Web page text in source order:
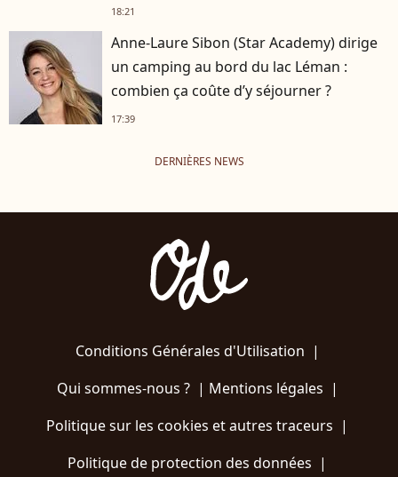
18:21
Anne-Laure Sibon (Star Academy) dirige
un camping au bord du lac Léman :
combien ça coûte d’y séjourner ?
17:39
DERNIÈRES NEWS
Conditions Générales d'Utilisation |
Qui sommes-nous ?| Mentions légales |
Politique sur les cookies et autres traceurs |
Politique de protection des données |